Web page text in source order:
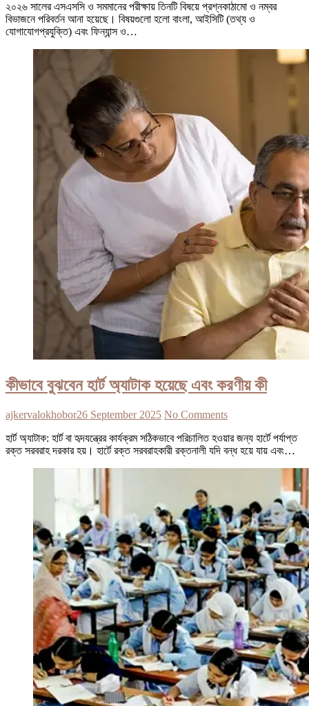
২০২৬ সালের এসএসসি ও সমমানের পরীক্ষায় তিনটি বিষয়ে প্রশ্নকাঠামো ও নম্বর
বিভাজনে পরিবর্তন আনা হয়েছে। বিষয়গুলো হলো বাংলা, আইসিটি (তথ্য ও
যোগাযোগপ্রযুক্তি) এবং ফিন্যান্স ও…
কীভাবে বুঝবেন হার্ট অ্যাটাক হয়েছে এবং করণীয় কী
ajkervalokhobor26 September 2025 No Comments
হার্ট অ্যাটাক: হার্ট বা হৃদযন্ত্রের কার্যক্রম সঠিকভাবে পরিচালিত হওয়ার জন্য হার্টে পর্যাপ্ত
রক্ত সরবরাহ দরকার হয়। হার্টে রক্ত সরবরাহকারী রক্তনালী যদি বন্ধ হয়ে যায় এবং…